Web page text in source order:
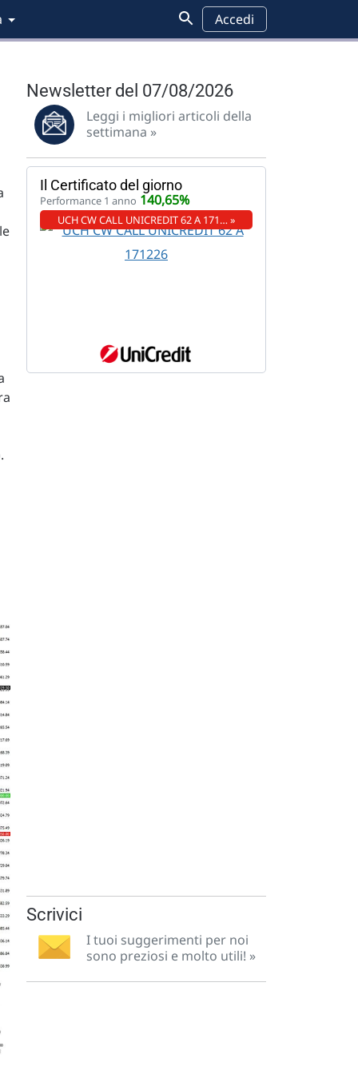
Accedi
Newsletter del 07/08/2026
Leggi i migliori articoli della
settimana »
Il Certificato del giorno
Performance 1 anno 140,65%
UCH CW CALL UNICREDIT 62 A 171… »
Scrivici
I tuoi suggerimenti per noi
sono preziosi e molto utili! »